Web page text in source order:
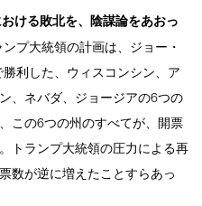
ける敗北を、陰謀論をあおっ
プ大統領の計画は、ジョー・
利した、ウィスコンシン、ア
、ネバダ、ジョージアの6つの
この6つの州のすべてが、開票
トランプ大統領の圧力による再
数が逆に増えたことすらあっ